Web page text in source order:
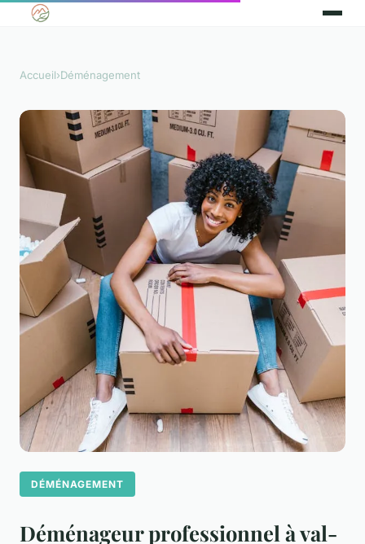
Accueil›Déménagement
DÉMÉNAGEMENT
Déménageur professionnel à val-